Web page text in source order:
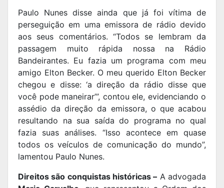
Paulo Nunes disse ainda que já foi vítima de
perseguição em uma emissora de rádio devido
aos seus comentários. “Todos se lembram da
passagem muito rápida nossa na Rádio
Bandeirantes. Eu fazia um programa com meu
amigo Elton Becker. O meu querido Elton Becker
chegou e disse: ‘a direção da rádio disse que
você pode maneirar’”, contou ele, evidenciando o
assédio da direção da emissora, o que acabou
resultando na sua saída do programa no qual
fazia suas análises. “Isso acontece em quase
todos os veículos de comunicação do mundo”,
lamentou Paulo Nunes.
Direitos são conquistas históricas – A advogada